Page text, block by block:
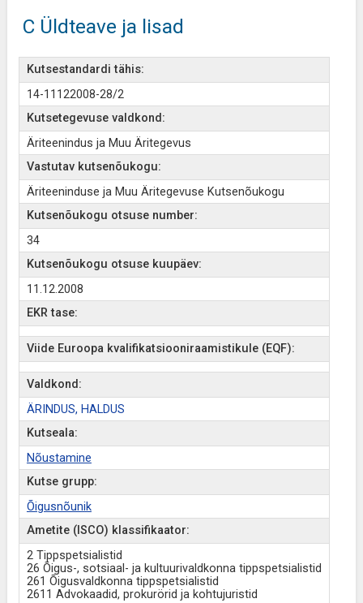
C Üldteave ja lisad
Kutsestandardi tähis:
14-11122008-28/2
Kutsetegevuse valdkond:
Äriteenindus ja Muu Äritegevus
Vastutav kutsenõukogu:
Äriteeninduse ja Muu Äritegevuse Kutsenõukogu
Kutsenõukogu otsuse number:
34
Kutsenõukogu otsuse kuupäev:
11.12.2008
EKR tase:
Viide Euroopa kvalifikatsiooniraamistikule (EQF):
Valdkond:
ÄRINDUS, HALDUS
Kutseala:
Nõustamine
Kutse grupp:
Õigusnõunik
Ametite (ISCO) klassifikaator:
2 Tippspetsialistid
26 Õigus-, sotsiaal- ja kultuurivaldkonna tippspetsialistid
261 Õigusvaldkonna tippspetsialistid
2611 Advokaadid, prokurörid ja kohtujuristid